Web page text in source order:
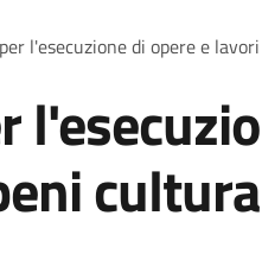
l'esecuzione di opere e